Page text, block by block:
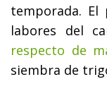
temporada.
labores del
respecto de
siembra de